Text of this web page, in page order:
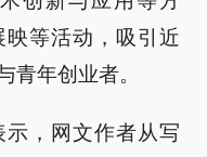
等活动，吸引近
青年创业者。
示，网文作者从写